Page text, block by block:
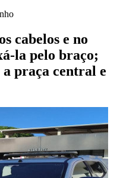
cabelos e no
la pelo braço;
praça central e